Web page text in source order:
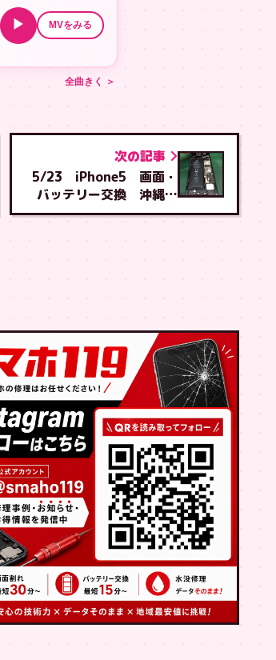
▶ MVをみる
全曲きく ＞
次の記事
5/23 iPhone5 画面・
バッテリー交換 沖縄市
から泡瀬店へご来店